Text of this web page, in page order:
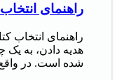
راهنمای
راهنمای انتخاب
هدیه دادن، به یک
شده است. در